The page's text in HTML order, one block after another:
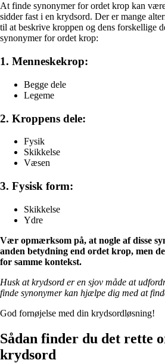
At finde synonymer for ordet krop kan
sidder fast i en krydsord. Der er mange
til at beskrive kroppen og dens forskellige
synonymer for ordet krop:
1. Menneskekrop:
Begge dele
Legeme
2. Kroppens dele:
Fysik
Skikkelse
Væsen
3. Fysisk form:
Skikkelse
Ydre
Vær opmærksom på, at nogle af disse
anden betydning end ordet krop, men
for samme kontekst.
Husk at krydsord er en sjov måde at
finde synonymer kan hjælpe dig med at
God fornøjelse med din krydsordløsning!
Sådan finder du det rette
krydsord